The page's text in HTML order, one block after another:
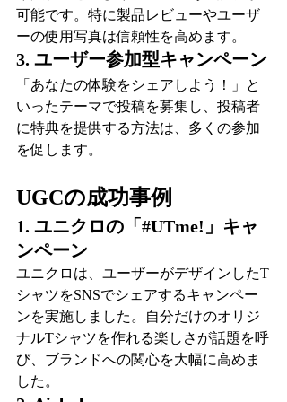
可能です。特に製品レビューやユーザ
ーの使用写真は信頼性を高めます。
3. ユーザー参加型キャンペーン
「あなたの体験をシェアしよう！」と
いったテーマで投稿を募集し、投稿者
に特典を提供する方法は、多くの参加
を促します。
UGCの成功事例
1. ユニクロの「#UTme!」キャ
ンペーン
ユニクロは、ユーザーがデザインしたT
シャツをSNSでシェアするキャンペー
ンを実施しました。自分だけのオリジ
ナルTシャツを作れる楽しさが話題を呼
び、ブランドへの関心を大幅に高めま
した。